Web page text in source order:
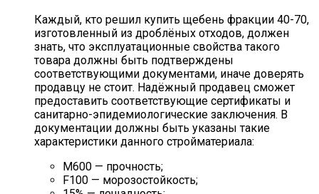
Каждый, кто решил купить щебень фракции 40-70,
изготовленный из дроблёных отходов, должен
знать, что эксплуатационные свойства такого
товара должны быть подтверждены
соответствующими документами, иначе доверять
продавцу не стоит. Надёжный продавец сможет
предоставить соответствующие сертификаты и
санитарно-эпидемиологические заключения. В
документации должны быть указаны такие
характеристики данного стройматериала:
М600 — прочность;
F100 — морозостойкость;